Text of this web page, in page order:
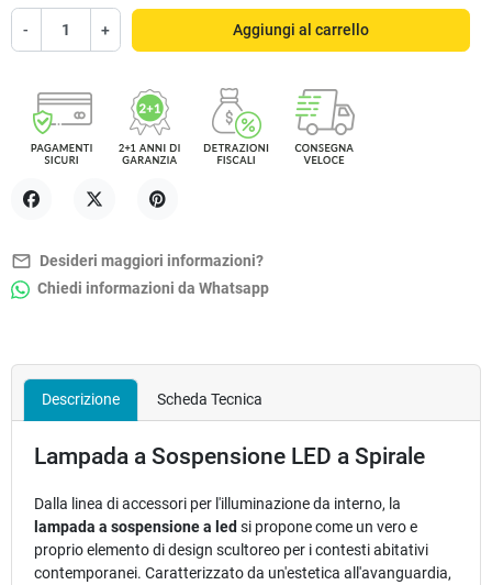
- + Aggiungi al carrello
mail_outline Desideri maggiori informazioni?
Chiedi informazioni da Whatsapp
Descrizione Scheda Tecnica
Lampada a Sospensione LED a Spirale
Dalla linea di accessori per l'illuminazione da interno, la
lampada a sospensione a led si propone come un vero e
proprio elemento di design scultoreo per i contesti abitativi
contemporanei. Caratterizzato da un'estetica all'avanguardia,